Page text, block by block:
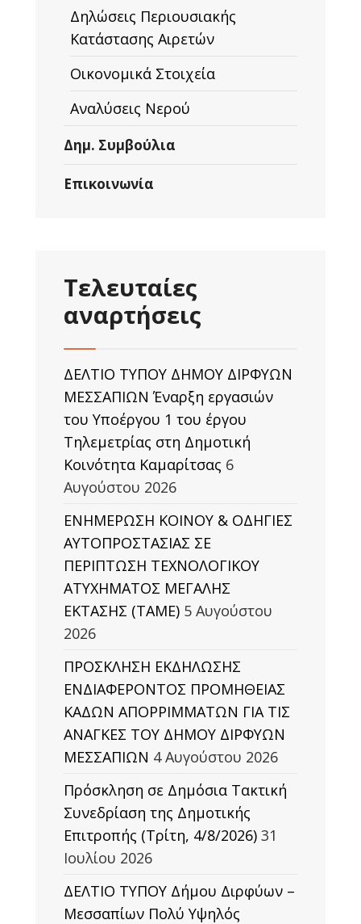
Δηλώσεις Περιουσιακής
Κατάστασης Αιρετών
Οικονομικά Στοιχεία
Αναλύσεις Νερού
Δημ. Συμβούλια
Επικοινωνία
Τελευταίες
αναρτήσεις
ΔΕΛΤΙΟ ΤΥΠΟΥ ΔΗΜΟΥ ΔΙΡΦΥΩΝ
ΜΕΣΣΑΠΙΩΝ Έναρξη εργασιών
του Υποέργου 1 του έργου
Τηλεμετρίας στη Δημοτική
Κοινότητα Καμαρίτσας 6
Αυγούστου 2026
ΕΝΗΜΕΡΩΣΗ ΚΟΙΝΟΥ & ΟΔΗΓΙΕΣ
ΑΥΤΟΠΡΟΣΤΑΣΙΑΣ ΣΕ
ΠΕΡΙΠΤΩΣΗ ΤΕΧΝΟΛΟΓΙΚΟΥ
ΑΤΥΧΗΜΑΤΟΣ ΜΕΓΑΛΗΣ
ΕΚΤΑΣΗΣ (TAΜΕ) 5 Αυγούστου
2026
ΠΡΟΣΚΛΗΣΗ ΕΚΔΗΛΩΣΗΣ
ΕΝΔΙΑΦΕΡΟΝΤΟΣ ΠΡΟΜΗΘΕΙΑΣ
ΚΑΔΩΝ ΑΠΟΡΡΙΜΜΑΤΩΝ ΓΙΑ ΤΙΣ
ΑΝΑΓΚΕΣ ΤΟΥ ΔΗΜΟΥ ΔΙΡΦΥΩΝ
ΜΕΣΣΑΠΙΩΝ 4 Αυγούστου 2026
Πρόσκληση σε Δημόσια Τακτική
Συνεδρίαση της Δημοτικής
Επιτροπής (Τρίτη, 4/8/2026) 31
Ιουλίου 2026
ΔΕΛΤΙΟ ΤΥΠΟΥ Δήμου Διρφύων –
Μεσσαπίων Πολύ Υψηλός